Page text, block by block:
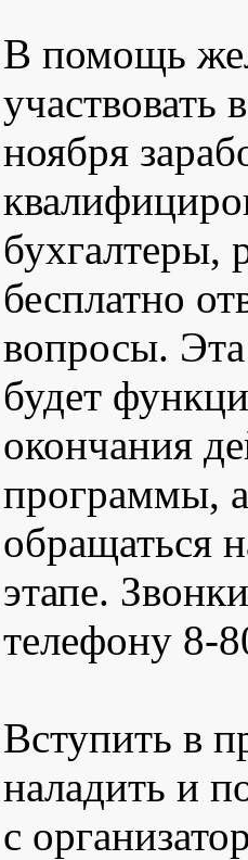
В помощь
участвовать
ноября
бухгалтеры,
бесплатно
вопросы.
будет
окончания
программы,
обращаться
этапе.
телефону 8-
Вступить в
наладить и
с